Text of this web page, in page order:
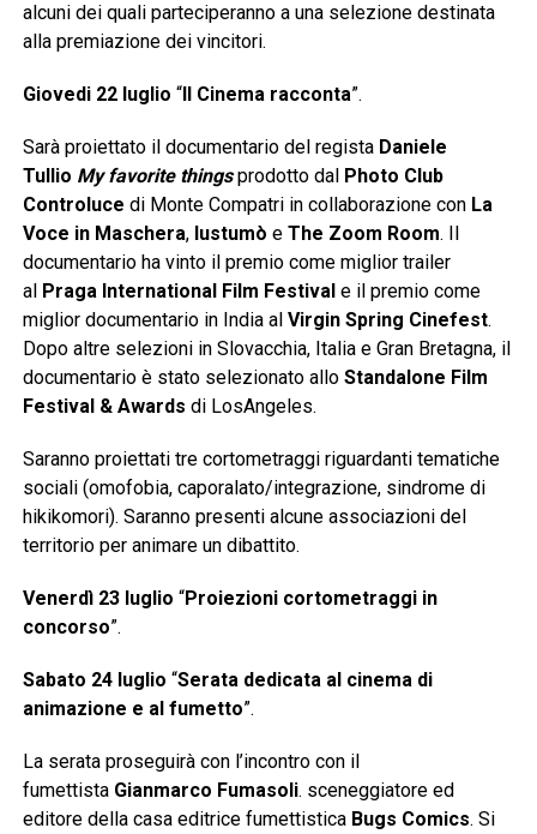
alcuni dei quali parteciperanno a una selezione destinata
alla premiazione dei vincitori.
Giovedi 22 luglio “Il Cinema racconta”.
Sarà proiettato il documentario del regista Daniele
Tullio My favorite thingsprodotto dal Photo Club
Controluce di Monte Compatri in collaborazione con La
Voce in Maschera, Iustumò e The Zoom Room. Il
documentario ha vinto il premio come miglior trailer
al Praga International Film Festival e il premio come
miglior documentario in India al Virgin Spring Cinefest.
Dopo altre selezioni in Slovacchia, Italia e Gran Bretagna, il
documentario è stato selezionato allo Standalone Film
Festival & Awards di LosAngeles.
Saranno proiettati tre cortometraggi riguardanti tematiche
sociali (omofobia, caporalato/integrazione, sindrome di
hikikomori). Saranno presenti alcune associazioni del
territorio per animare un dibattito.
Venerdì 23 luglio “Proiezioni cortometraggi in
concorso”.
Sabato 24 luglio “Serata dedicata al cinema di
animazione e al fumetto”.
La serata proseguirà con l’incontro con il
fumettista Gianmarco Fumasoli. sceneggiatore ed
editore della casa editrice fumettistica Bugs Comics. Si